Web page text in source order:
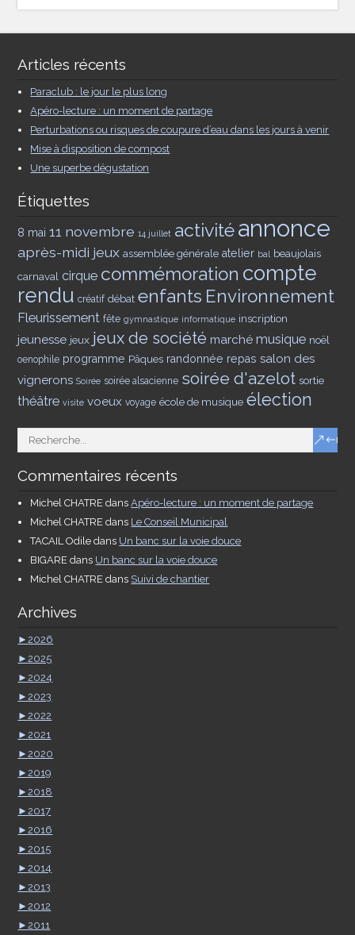
Articles récents
Paraclub : le jour le plus long
Apéro-lecture : un moment de partage
Perturbations ou risques de coupure d’eau dans les jours à venir
Mise à disposition de compost
Une superbe dégustation
Étiquettes
8 mai 11 novembre 14 juillet activitéannonce
après-midi jeux assemblée générale atelier bal beaujolais
carnaval cirque commémoration compte
rendu créatif débat enfants Environnement
Fleurissement fête gymnastique informatique inscription
jeunesse jeux jeux de société marché musique noël
oenophile programme Pâques randonnée repas salon des
vignerons Soirée soirée alsacienne soirée d'azelot sortie
théâtre visite voeux voyage école de musique élection
Commentaires récents
Michel CHATRE dansApéro-lecture : un moment de partage
Michel CHATRE dans Le Conseil Municipal
TACAIL Odile dans Un banc sur la voie douce
BIGARE dans Un banc sur la voie douce
Michel CHATRE dans Suivi de chantier
Archives
►2026
►2025
►2024
►2023
►2022
►2021
►2020
►2019
►2018
►2017
►2016
►2015
►2014
►2013
►2012
►2011